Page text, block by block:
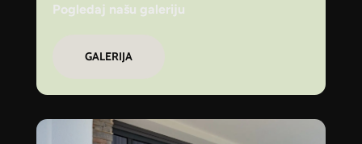
Pogledaj našu galeriju
GALERIJA